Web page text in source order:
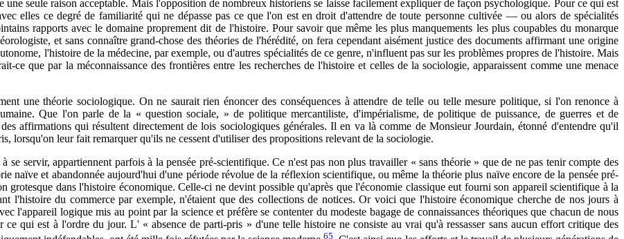
seule raison acceptable. Mais l'opposition de nombreux historiens se laisse facilement expliquer de façon psychologique. Pour ce qui est
elles ce degré de familiarité qui ne dépasse pas ce que l'on est en droit d'attendre de toute personne cultivée — ou alors de spécialités
rapports avec le domaine proprement dit de l'histoire. Pour savoir que même les plus manquements les plus coupables du monarque
et sans connaître grand-chose des théories de l'hérédité, on fera cependant aisément justice des documents affirmant une origine
l'histoire de la médecine, par exemple, ou d'autres spécialités de ce genre, n'influent pas sur les problèmes propres de l'histoire. Mais
ce que par la méconnaissance des frontières entre les recherches de l'histoire et celles de la sociologie, apparaissent comme une menace
une théorie sociologique. On ne saurait rien énoncer des conséquences à attendre de telle ou telle mesure politique, si l'on renonce à
Que l'on parle de la « question sociale, » de politique mercantiliste, d'impérialisme, de politique de puissance, de guerres et de
affirmations qui résultent directement de lois sociologiques générales. Il en va là comme de Monsieur Jourdain, étonné d'entendre qu'il
lorsqu'on leur fait remarquer qu'ils ne cessent d'utiliser des propositions relevant de la sociologie.
se servir, appartiennent parfois à la pensée pré-scientifique. Ce n'est pas non plus travailler « sans théorie » que de ne pas tenir compte des
naïve et abandonnée aujourd'hui d'une période révolue de la réflexion scientifique, ou même la théorie plus naïve encore de la pensée pré-
grotesque dans l'histoire économique. Celle-ci ne devint possible qu'après que l'économie classique eut fourni son appareil scientifique à la
l'histoire du commerce par exemple, n'étaient que des collections de notices. Or voici que l'histoire économique cherche de nos jours à
l'appareil logique mis au point par la science et préfère se contenter du modeste bagage de connaissances théoriques que chacun de nous
qui est à l'ordre du jour. L' « absence de parti-pris » d'une telle histoire ne consiste au vrai qu'à ressasser sans aucun effort critique des
65